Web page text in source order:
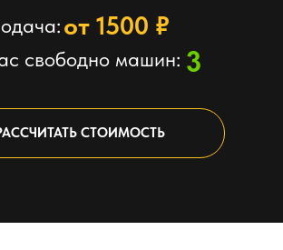
от 1500 ₽
свободно машин:
СТОИМОСТЬ